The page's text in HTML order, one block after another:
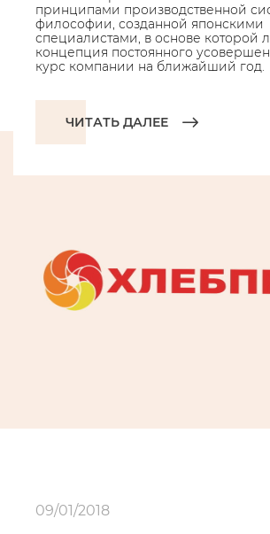
принципами производственной
философии, созданной японскими
специалистами, в основе которой
концепция постоянного
курс компании на ближайший год.
ЧИТАТЬ ДАЛЕЕ
09/01/2018